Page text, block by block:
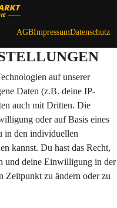
AGBImpressumDatenschutz
auf unserer
Daten (z.B. deine IP-
auch mit Dritten. Die
oder auf Basis eines
in den individuellen
kannst. Du hast das Recht,
und deine Einwilligung in der
Zeitpunkt zu ändern oder zu